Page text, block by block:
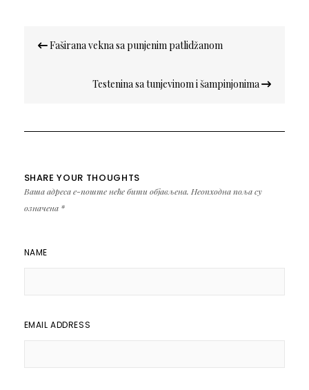
чланка
Faširana vekna sa punjenim patlidžanom
Testenina sa tunjevinom i šampinjonima
SHARE YOUR THOUGHTS
Ваша адреса е-поште неће бити објављена. Неопходна поља су
означена *
NAME
EMAIL ADDRESS